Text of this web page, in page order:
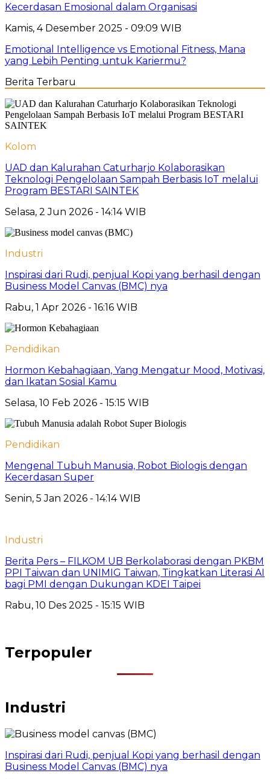
Kecerdasan Emosional dalam Organisasi
Kamis, 4 Desember 2025 - 09:09 WIB
Emotional Intelligence vs Emotional Fitness, Mana
yang Lebih Penting untuk Kariermu?
Berita Terbaru
Kolom
UAD dan Kalurahan Caturharjo Kolaborasikan
Teknologi Pengelolaan Sampah Berbasis IoT melalui
Program BESTARI SAINTEK
Selasa, 2 Jun 2026 - 14:14 WIB
Industri
Inspirasi dari Rudi, penjual Kopi yang berhasil dengan
Business Model Canvas (BMC) nya
Rabu, 1 Apr 2026 - 16:16 WIB
Pendidikan
Hormon Kebahagiaan, Yang Mengatur Mood, Motivasi,
dan Ikatan Sosial Kamu
Selasa, 10 Feb 2026 - 15:15 WIB
Pendidikan
Mengenal Tubuh Manusia, Robot Biologis dengan
Kecerdasan Super
Senin, 5 Jan 2026 - 14:14 WIB
Industri
Berita Pers – FILKOM UB Berkolaborasi dengan PKBM
PPI Taiwan dan UNIMIG Taiwan, Tingkatkan Literasi AI
bagi PMI dengan Dukungan KDEI Taipei
Rabu, 10 Des 2025 - 15:15 WIB
Terpopuler
Industri
Inspirasi dari Rudi, penjual Kopi yang berhasil dengan
Business Model Canvas (BMC) nya